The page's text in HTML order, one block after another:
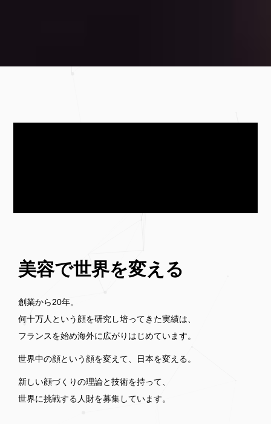
美容で世界を変える
創業から20年。
何十万人という顔を研究し培ってきた実績は、
フランスを始め海外に広がりはじめています。
世界中の顔という顔を変えて、日本を変える。
新しい顔づくりの理論と技術を持って、
世界に挑戦する人財を募集しています。